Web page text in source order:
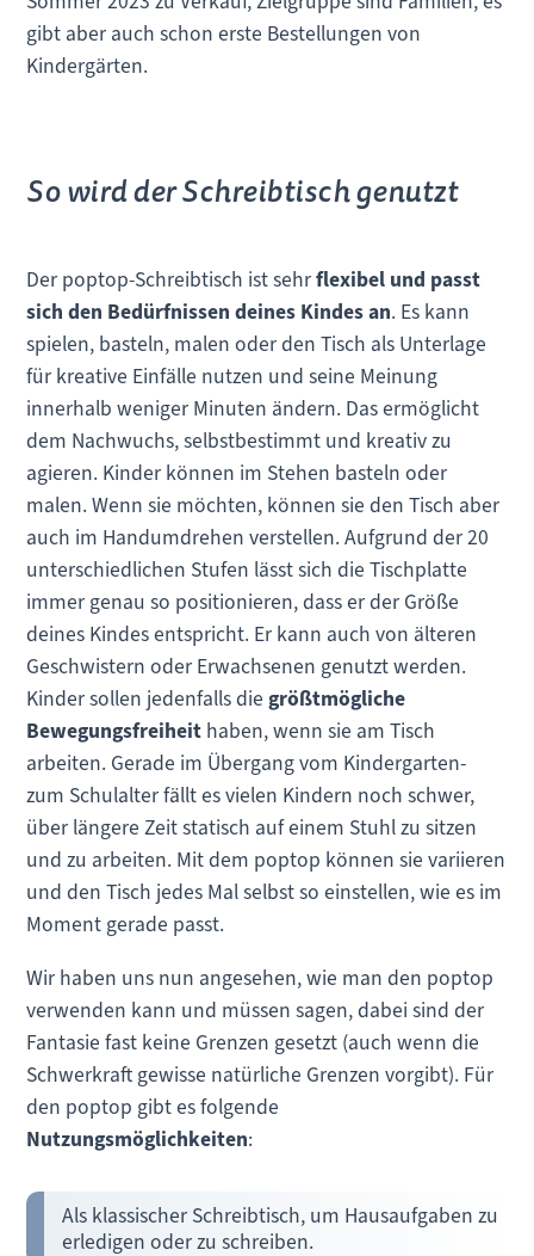
gibt aber auch schon erste Bestellungen von
Kindergärten.
So wird der Schreibtisch genutzt
Der poptop-Schreibtisch ist sehrflexibel und passt
sich den Bedürfnissen deines Kindes an. Es kann
spielen, basteln, malen oder den Tisch als Unterlage
für kreative Einfälle nutzen und seine Meinung
innerhalb weniger Minuten ändern. Das ermöglicht
dem Nachwuchs, selbstbestimmt und kreativ zu
agieren. Kinder können im Stehen basteln oder
malen. Wenn sie möchten, können sie den Tisch aber
auch im Handumdrehen verstellen. Aufgrund der 20
unterschiedlichen Stufen lässt sich die Tischplatte
immer genau so positionieren, dass er der Größe
deines Kindes entspricht. Er kann auch von älteren
Geschwistern oder Erwachsenen genutzt werden.
Kinder sollen jedenfalls die größtmögliche
Bewegungsfreiheit haben, wenn sie am Tisch
arbeiten. Gerade im Übergang vom Kindergarten-
zum Schulalter fällt es vielen Kindern noch schwer,
über längere Zeit statisch auf einem Stuhl zu sitzen
und zu arbeiten. Mit dem poptop können sie variieren
und den Tisch jedes Mal selbst so einstellen, wie es im
Moment gerade passt.
Wir haben uns nun angesehen, wie man den poptop
verwenden kann und müssen sagen, dabei sind der
Fantasie fast keine Grenzen gesetzt (auch wenn die
Schwerkraft gewisse natürliche Grenzen vorgibt). Für
den poptop gibt es folgende
Nutzungsmöglichkeiten:
Als klassischer Schreibtisch, um Hausaufgaben zu
erledigen oder zu schreiben.